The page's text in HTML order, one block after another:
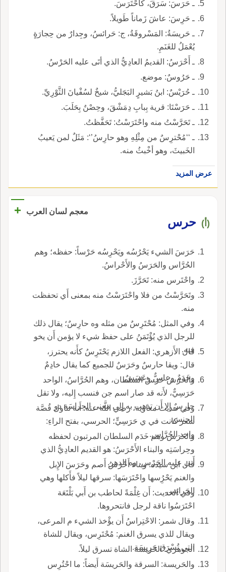
ـ حَرَسَ: سَرَقَ، كاحْتَرَسَ.
ـ حَرِسَ: عاشَ زَماناً طَويلاً.
ـ حَريسَةُ: المَسْروقَةُ، ج: حَرائسُ، وجِدارٌ من حِجارَةٍ
يُعْمَلُ للغَنَمِ.
ـ أَحْرَسُ: القديمُ العادِيُّ الذي أتَى عليه الحَرْسُ.
ـ حَرُوسٌ: موضع.
ـ حُرَيْسٌ: ابنُ بَشيرٍ البَجَليُّ، شيخٌ لسُفْيانَ الثَّوْرِيِّ.
ـ حَرَسْتَا: قرية بِبابِ دِمَشْقَ، وحِصْنٌ بِحَلَبَ.
ـ تَحَرَّسْتُ منه واحْتَرَسْتُ: تَحَفَّظتُ.
ـ ‘‘مُحْترِسٌ من مِثْلِهِ وهو حارِسُ’‘: مَثَلٌ لمن يَعيبُ
الخَبيثَ، وهو أخْبثُ منه.
عرض المزيد
معجم لسان العرب +
(أ) حرس
حَرَسَ الشيء يَحْرُسُه ويَحْرِسُه حَرْساً: حفظه؛ وهم
الحُرَّاس والحَرَسُ والأَحْراسُ.
واحْتَرس منه: تَحَرَّزَ.
وتَحَرَّسْتُ من فلا واحْتَرَسْتُ منه بمعنى أَي تحفظت
منه.
وفي المثل: مُحْتَرِسٌ من مثله وه حارِسٌ؛ يقال ذلك
للرجل الذي يُؤْتَمَنُ على حفظ شيء لا يؤمن أَن يخو
فيه.
قال الأَزهري: الفعل اللازم يَحْتَرِسُ كأَنه يحترز،
قال: ويقا حارسٌ وحَرَسٌ للجميع كما يقال خادِمٌ
وخَدَمٌ وعاسٌّ وعَسَسٌ.
والحَرَسُ حَرَسُ السلطان، وهم الحُرَّاسُ، الواحد
حَرَسِيٌّ، لأَنه قد صار اسم جن فنسب إِليه، ولا تقل
حارِسٌ إِلا أَن تذهب به إِلى معنى الحِراسَة دو
الجنس.
وفي حديث معاوية، رضي اللَّه عنه: أَنه تناول قُصَّة
شعر كانت في ي حَرَسِيٍّ؛ الحرسي، بفتح الراءِ:
واحد الحُرَّاس.
والحَرَس وهم خَدَم السلطان المرتبون لحفظه
وحِراسَتِه والبناء الأَحْرَسُ: هو القديم العادِيُّ الذي
أَتى عليه الحَرْس، وه الدهر.
قال ابن سيده: وبناء أَحْرَسُ أَصم وحَرَسَ الإِبل
والغنم يَحْرُِسها واحْتَرَسَها: سرقها ليلاً فأَكلها وهي
الحَرائِس.
وفي الحديث: أَن غِلْمَةً لحاطب بن أَبي بَلْتَعَة
احْتَرَسُوا ناقة لرجل فانتحروها.
وقال شمر: الاحْتِراسُ أَن يؤْخذ الشيء م المرعى،
ويقال للذي يسرق الغنم: مُحْتَرِس، ويقال للشاة
التي تُسْرَق حَرِيسَة.
الجوهري: الحَريسَة الشاة تسرق ليلاً.
والحَريسة: السرقة والحَريسَة أَيضاً: ما احْتُرِس